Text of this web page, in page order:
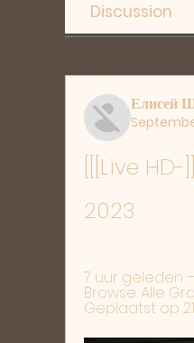
Discussion
Елисей
[[[Live
2023
7 uur geleden
Browse. Alle
Geplaatst op